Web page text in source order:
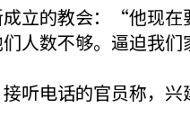
立的教会：“他现
人数不够。逼迫我
听电话的官员称，兴